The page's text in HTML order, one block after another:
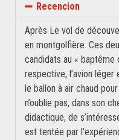
Recencion
Après Le vol de
en montgolfière. Ces
candidats au « baptême
respective, l’avion léger
le ballon à air chaud
n’oublie pas, dans son
didactique, de
est tentée par